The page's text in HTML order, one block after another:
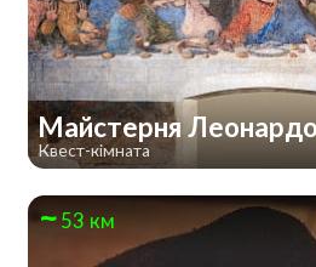
Майстерня
Квест-кімната
53 км